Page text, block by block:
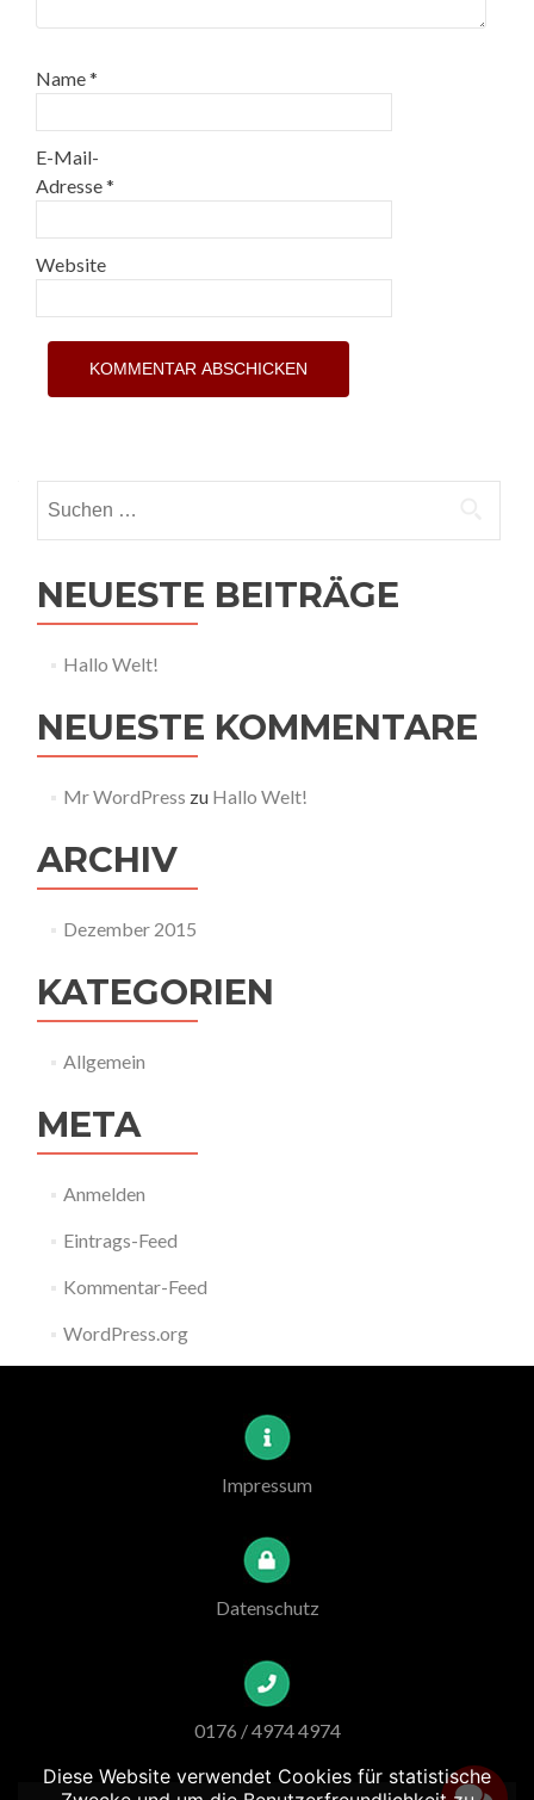
Name*
E-Mail-
Adresse*
Website
NEUESTE BEITRÄGE
Hallo Welt!
NEUESTE KOMMENTARE
Mr WordPress zu Hallo Welt!
ARCHIV
Dezember 2015
KATEGORIEN
Allgemein
META
Anmelden
Eintrags-Feed
Kommentar-Feed
WordPress.org
Impressum
Datenschutz
0176 / 4974 4974
Diese Website verwendet Cookies für statistische